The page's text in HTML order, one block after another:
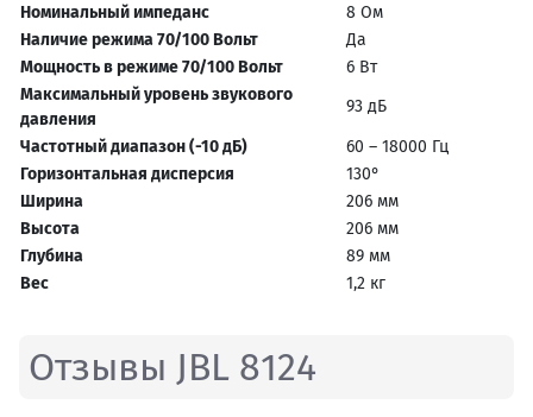
Номинальный импеданс
8 Ом
Наличие режима 70/100 Вольт
Да
Мощность в режиме 70/100 Вольт
6 Вт
Максимальный уровень звукового
давления
93 дБ
Частотный диапазон (-10 дБ)
60 – 18000 Гц
Горизонтальная дисперсия
130°
Ширина
206 мм
Высота
206 мм
Глубина
89 мм
Вес
1,2 кг
Отзывы JBL 8124